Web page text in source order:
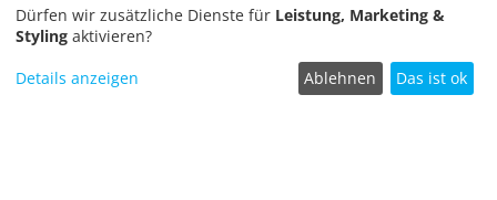
Dürfen wir zusätzliche Dienste für Leistung, Marketing &
Styling aktivieren?
Details anzeigen Ablehnen Das ist ok